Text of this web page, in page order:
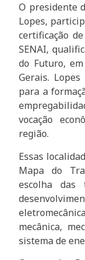
O presidente
Lopes,
certificação
SENAI,
do Futuro,
Gerais.
para a
vocação
região.
Essas
Mapa do
escolha das
mecânica,
sistema de